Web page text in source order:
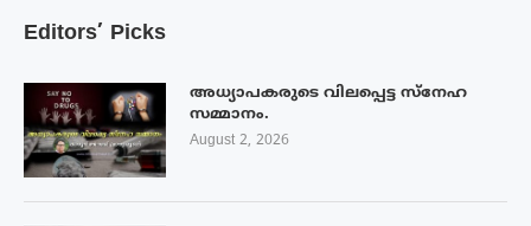
Editors’ Picks
അധ്യാപകരുടെ വിലപ്പെട്ട സ്നേഹ
സമ്മാനം.
August 2, 2026